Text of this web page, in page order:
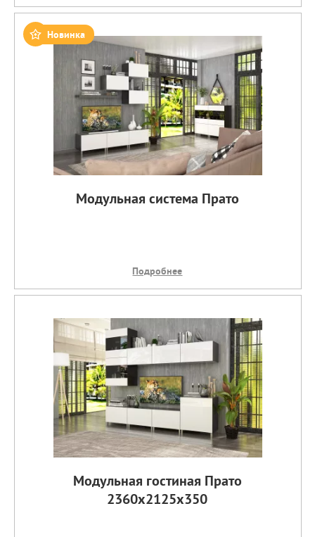
Новинка
Модульная система Прато
Подробнее
Модульная гостиная Прато
2360х2125х350